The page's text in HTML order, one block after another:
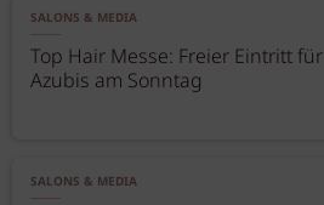
SALONS & MEDIA
Top Hair Messe: Freier Eintritt für
Azubis am Sonntag
SALONS & MEDIA